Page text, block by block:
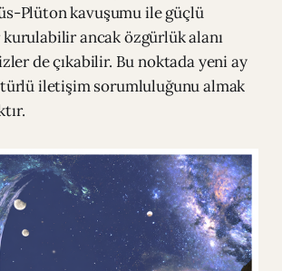
Plüton kavuşumu ile güçlü
ancak özgürlük alanı
de çıkabilir. Bu noktada yeni ay
iletişim sorumluluğunu almak